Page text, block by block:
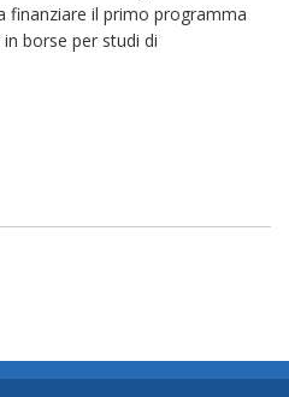
finanziare il primo programma
borse per studi di